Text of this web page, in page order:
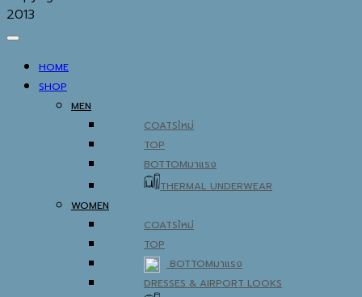
2013
HOME
SHOP
MEN
COATS
TOP
BOTTOM
THERMAL UNDERWEAR
WOMEN
COATS
TOP
BOTTOM
DRESSES & AIRPORT LOOKS